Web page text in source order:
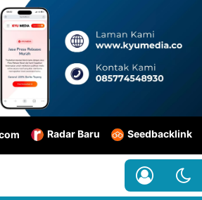
Radar Baru Seedbacklink